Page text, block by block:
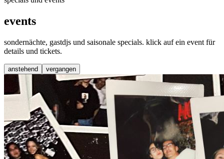
events
sondernächte, gastdjs und saisonale specials. klick auf ein event für
details und tickets.
anstehend vergangen